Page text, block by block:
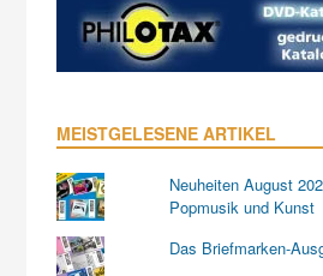
MEISTGELESENE ARTIKEL
Neuheiten August
Popmusik und Kunst
Das Briefmarken-